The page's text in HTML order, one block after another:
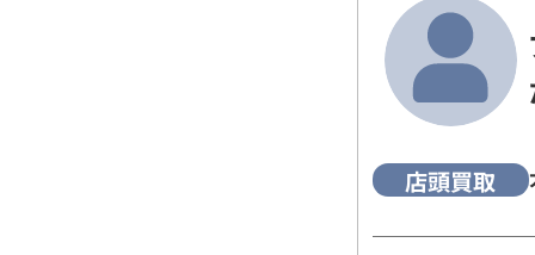
店頭買取